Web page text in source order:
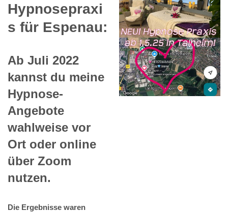
Hypnosepraxi
s für Espenau:
Ab Juli 2022
kannst du meine
Hypnose-
Angebote
wahlweise vor
Ort oder online
über Zoom
nutzen.
Die Ergebnisse waren